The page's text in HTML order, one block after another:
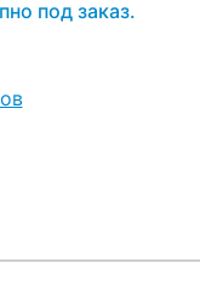
под заказ.